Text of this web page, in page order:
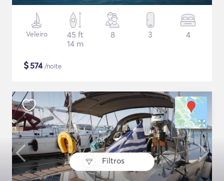
Filtros
Veleiro
45 ft
14 m
8 3 4
$574/noite